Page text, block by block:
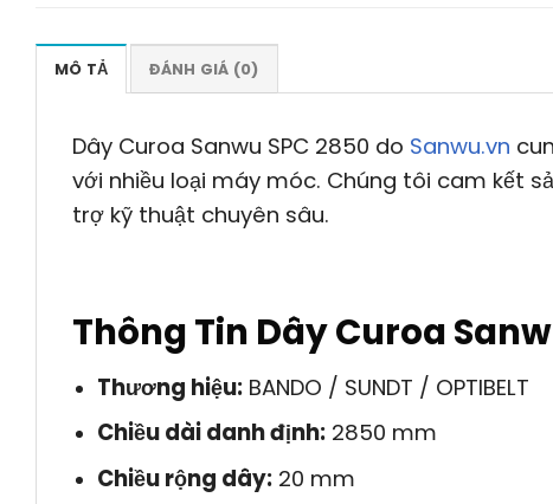
MÔ TẢ ĐÁNH GIÁ (0)
Dây Curoa Sanwu SPC 2850 do Sanwu.vn
với nhiều loại máy móc. Chúng tôi cam kết
trợ kỹ thuật chuyên sâu.
Thông Tin Dây Curoa
Thương hiệu:BANDO / SUNDT / OPTIBELT
Chiều dài danh định:2850 mm
Chiều rộng dây:20 mm